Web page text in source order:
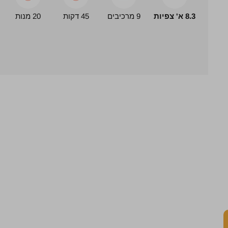
8.3 א' צפיות 9 מרכיבים 45 דקות 20 מנות